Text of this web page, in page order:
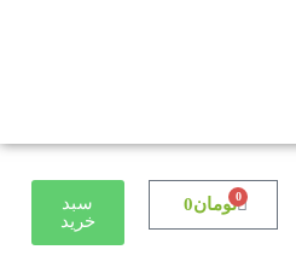
تومان0 0
سبد
خرید